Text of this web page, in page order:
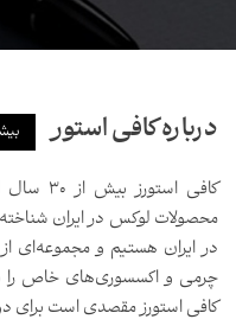
درباره کافی استور
کافی
محصولات لوکس در ایران
در ایران هستیم و مجموعه‌ای
چرمی و اکسسوری‌های خاص را
کافی استورز مقصدی است